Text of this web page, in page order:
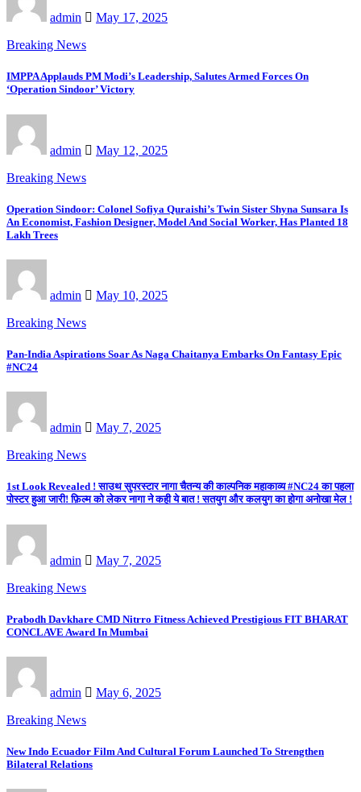
admin
May 17, 2025
Breaking News
IMPPA Applauds PM Modi’s Leadership, Salutes Armed Forces On
‘Operation Sindoor’ Victory
admin
May 12, 2025
Breaking News
Operation Sindoor: Colonel Sofiya Quraishi’s Twin Sister Shyna Sunsara Is
An Economist, Fashion Designer, Model And Social Worker, Has Planted 18
Lakh Trees
admin
May 10, 2025
Breaking News
Pan-India Aspirations Soar As Naga Chaitanya Embarks On Fantasy Epic
#NC24
admin
May 7, 2025
Breaking News
1st Look Revealed ! साउथ सुपरस्टार नागा चैतन्य की काल्पनिक महाकाव्य #NC24 का पहला
पोस्टर हुआ जारी! फ़िल्म को लेकर नागा ने कही ये बात ! सतयुग और कलयुग का होगा अनोखा मेल !
admin
May 7, 2025
Breaking News
Prabodh Davkhare CMD Nitrro Fitness Achieved Prestigious FIT BHARAT
CONCLAVE Award In Mumbai
admin
May 6, 2025
Breaking News
New Indo Ecuador Film And Cultural Forum Launched To Strengthen
Bilateral Relations